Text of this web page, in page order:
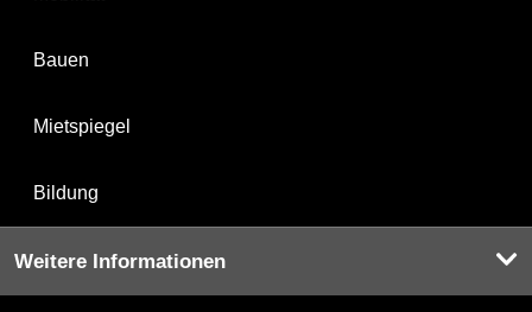
Bauen
Mietspiegel
Bildung
Weitere Informationen